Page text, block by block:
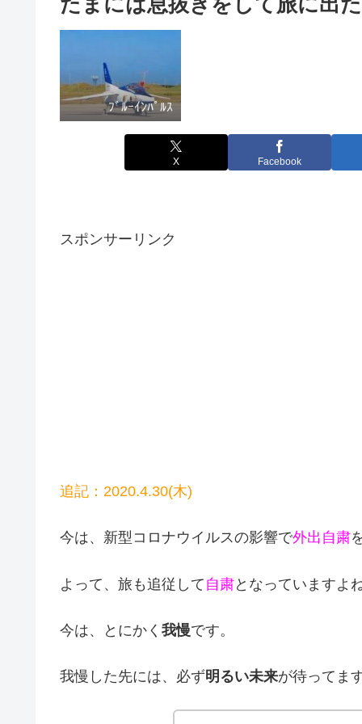
ﾌﾞﾙｰｲﾝﾊﾟﾙｽ
X Facebook
スポンサーリンク
追記：2020.4.30(木)
今は、新型コロナウイルスの影響で外出自粛
よって、旅も追従して 自粛となっていますよ
今は、とにかく 我慢です。
我慢した先には、必ず明るい未来が待ってま